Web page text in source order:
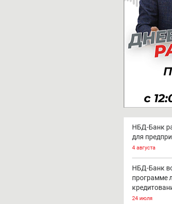
НБД-Банк
для
4 августа
НБД-Банк
программе
24 июля